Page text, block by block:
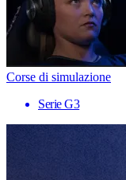
Corse di simulazione
Serie G3